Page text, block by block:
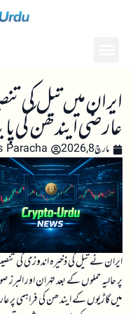
ایران میں تیل کی
عارضی ایندھن کی
مارچ 8, 2026 Paracha
ایران نے تیل کی ذخیرہ اندوزی کی
پر حالیہ حملوں کے بعد تہران اور
میں گاڑیوں کے ایندھن کی فراہمی پر